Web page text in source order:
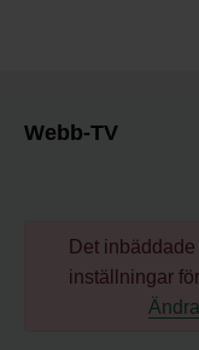
Webb-TV
Det
inställningar